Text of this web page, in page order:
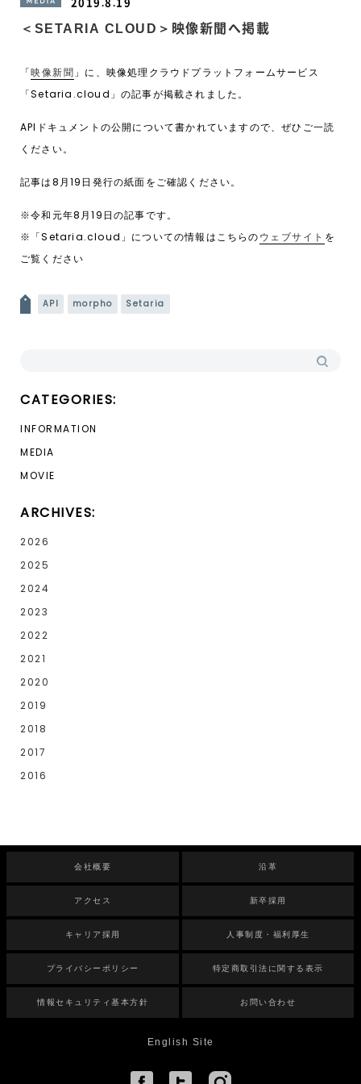
MEDIA
＜SETARIA CLOUD＞映像新聞へ掲載
「映像新聞 」に、映像処理クラウドプラットフォームサービス
「Setaria.cloud」の記事が掲載されました。
APIドキュメントの公開について書かれていますので、ぜひご一読
ください。
記事は8月19日発行の紙面をご確認ください。
※令和元年8月19日の記事です。
※「Setaria.cloud」についての情報はこちらのウェブサイト を
ご覧ください
投稿ナビゲーション
API morpho Setaria
CATEGORIES:
INFORMATION
MEDIA
MOVIE
ARCHIVES:
2026
2025
2024
2023
2022
2021
2020
2019
2018
2017
2016
会社概要 沿革
アクセス 新卒採用
キャリア採用 人事制度・福利厚生
プライバシーポリシー 特定商取引法に関する表示
情報セキュリティ基本方針 お問い合わせ
English Site